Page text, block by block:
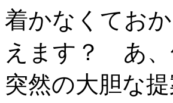
着かなくてお
えます？ あ、
突然の大胆な